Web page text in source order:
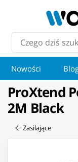
Nowości
ProXtend
2M Black
Zasilające